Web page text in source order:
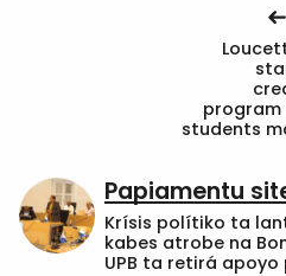
program
students
Papiamentu
Krísis polítiko ta
kabes atrobe na
UPB ta retirá apoyo